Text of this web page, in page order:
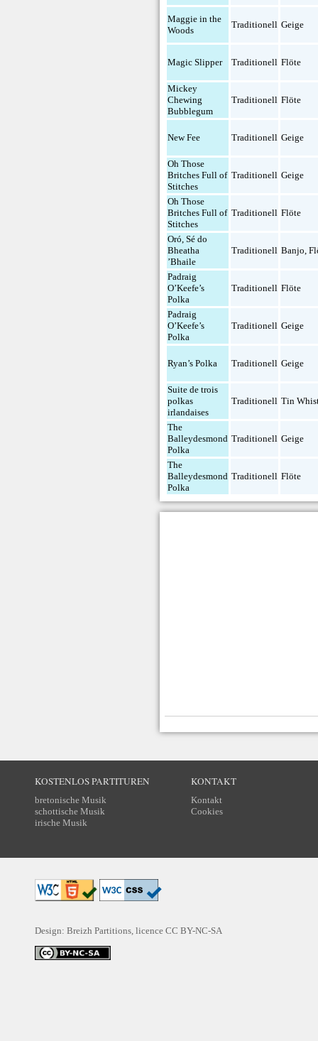
Maggie in the
Woods
Traditionell Geige
Magic Slipper Traditionell Flöte
Mickey
Chewing
Bubblegum
Traditionell Flöte
New Fee Traditionell Geige
Oh Those
Britches Full of
Stitches
Traditionell Geige
Oh Those
Britches Full of
Stitches
Traditionell Flöte
Oró, Sé do
Bheatha
’Bhaile
Traditionell Banjo,
Padraig
O’Keefe’s
Polka
Traditionell Flöte
Padraig
O’Keefe’s
Polka
Traditionell Geige
Ryan’s Polka Traditionell Geige
Suite de trois
polkas
irlandaises
Traditionell Tin
The
Balleydesmond
Polka
Traditionell Geige
The
Balleydesmond
Polka
Traditionell Flöte
KOSTENLOS PARTITUREN
bretonische Musik
schottische Musik
irische Musik
KONTAKT
Kontakt
Cookies
Design: Breizh Partitions, licence CC BY-NC-SA